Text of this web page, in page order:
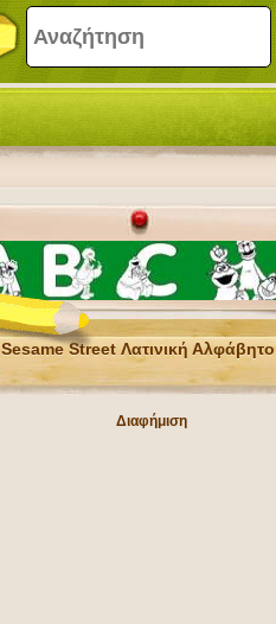
Sesame Street Λατινική Αλφάβητο
Διαφήμιση